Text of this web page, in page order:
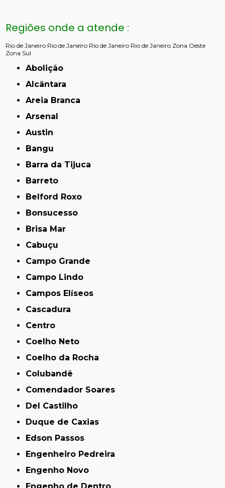
Regiões onde a atende :
Rio de Janeiro Rio de Janeiro Rio de Janeiro Rio de Janeiro Zona Oeste
Zona Sul
Abolição
Alcântara
Areia Branca
Arsenal
Austin
Bangu
Barra da Tijuca
Barreto
Belford Roxo
Bonsucesso
Brisa Mar
Cabuçu
Campo Grande
Campo Lindo
Campos Elíseos
Cascadura
Centro
Coelho Neto
Coelho da Rocha
Colubandê
Comendador Soares
Del Castilho
Duque de Caxias
Edson Passos
Engenheiro Pedreira
Engenho Novo
Engenho de Dentro